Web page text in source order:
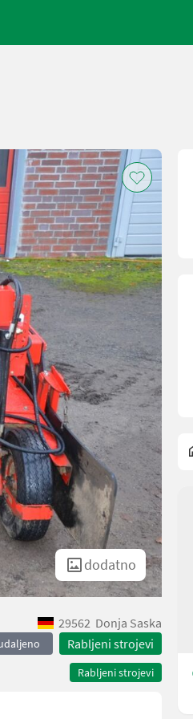
dodatno
29562 Donja Saska
Rabljeni strojevi
Rabljeni strojevi